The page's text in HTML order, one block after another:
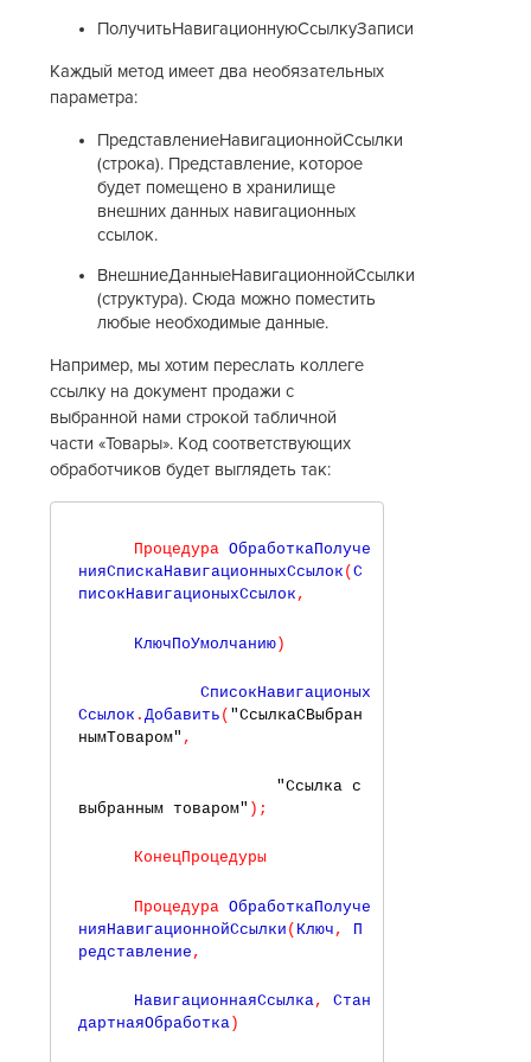
ПолучитьНавигационнуюСсылкуЗаписи
Каждый метод имеет два необязательных
параметра:
ПредставлениеНавигационнойСсылки
(строка). Представление, которое
будет помещено в хранилище
внешних данных навигационных
ссылок.
ВнешниеДанныеНавигационнойСсылки
(структура). Сюда можно поместить
любые необходимые данные.
Например, мы хотим переслать коллеге
ссылку на документ продажи с
выбранной нами строкой табличной
части «Товары». Код соответствующих
обработчиков будет выглядеть так:
Процедура ОбработкаПолуче
нияСпискаНавигационныхСсылок (С
писокНавигационыхСсылок ,
КлючПоУмолчанию)
СписокНавигационых
Ссылок .Добавить ( "СсылкаСВыбран
нымТоваром" ,
"Ссылка с
выбранным товаром" ) ;
КонецПроцедуры
Процедура ОбработкаПолуче
нияНавигационнойСсылки ( Ключ ,
П
редставление ,
НавигационнаяСсылка,
Стан
дартнаяОбработка )